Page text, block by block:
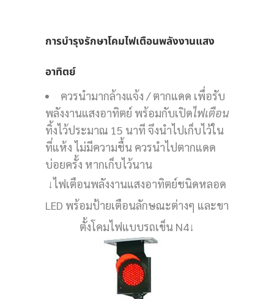
การบำรุงรักษาโคมไฟเตือนพลังงานแสง
อาทิตย์
ควรนำมากล้างแจ้ง / ตากแดด เพื่อรับ
พลังงานแสงอาทิตย์ พร้อมกับเปิดไฟเตือน
ทิ้งไว้ประมาณ 15 นาที จึงนำไปเก็บไว้ใน
ที่แห้ง ไม่มีความชื้น ควรนำไปตากแดด
บ่อยครั้ง หากเก็บไว้นาน
↓ไฟเตือนพลังงานแสงอาทิตย์ชนิดหลอด
LED พร้อมป้ายเตือนลักษณะต่างๆ และขา
ตั้งโคมไฟแบบรถเข็น N4↓